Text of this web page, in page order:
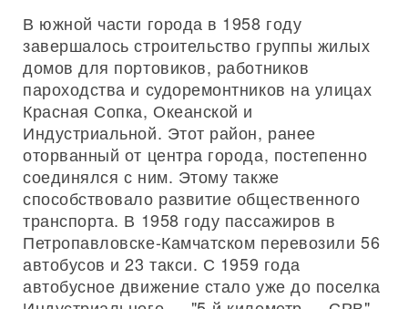
В южной части города в 1958 году
завершалось строительство группы жилых
домов для портовиков, работников
пароходства и судоремонтников на улицах
Красная Сопка, Океанской и
Индустриальной. Этот район, ранее
оторванный от центра города, постепенно
соединялся с ним. Этому также
способствовало развитие общественного
транспорта. В 1958 году пассажиров в
Петропавловске-Камчатском перевозили 56
автобусов и 23 такси. С 1959 года
автобусное движение стало уже до поселка